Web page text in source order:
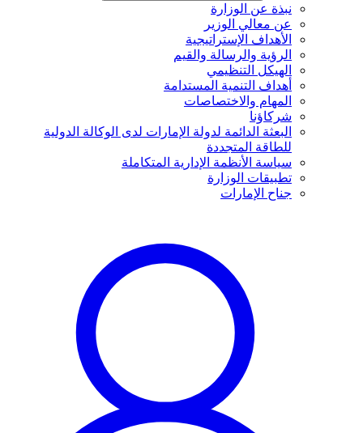
نبذة عن الوزارة
عن معالي الوزير
الأهداف الإستراتيجية
الرؤية والرسالة والقيم
الهيكل التنظيمي
أهداف التنمية المستدامة
المهام والاختصاصات
شركاؤنا
البعثة الدائمة لدولة الإمارات لدى الوكالة الدولية
للطاقة المتجددة
سياسة الأنظمة الإدارية المتكاملة
تطبيقات الوزارة
جناح الإمارات